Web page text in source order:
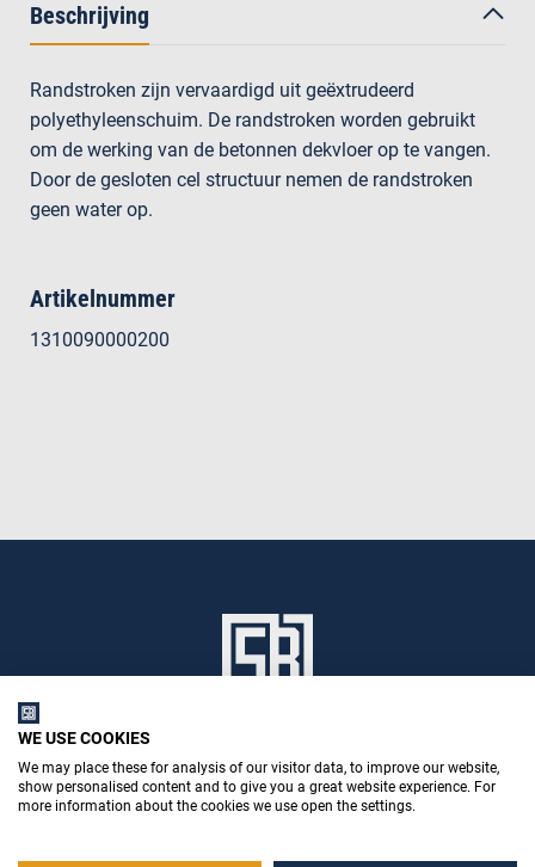
Beschrijving
Randstroken zijn vervaardigd uit geëxtrudeerd
polyethyleenschuim. De randstroken worden gebruikt
om de werking van de betonnen dekvloer op te vangen.
Door de gesloten cel structuur nemen de randstroken
geen water op.
Artikelnummer
1310090000200
WE USE COOKIES
We may place these for analysis of our visitor data, to improve our website,
show personalised content and to give you a great website experience. For
more information about the cookies we use open the settings.